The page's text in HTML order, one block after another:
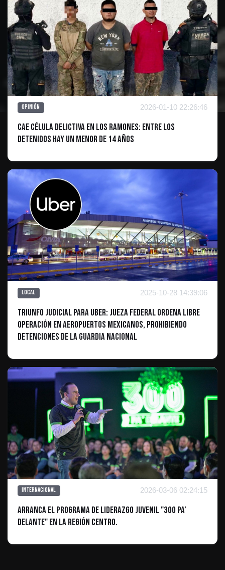
Opinión 2026-01-10 22:26:46
Cae célula delictiva en Los Ramones: Entre los
detenidos hay un menor de 14 años
Local 2025-10-28 14:39:06
Triunfo judicial para Uber: Jueza federal ordena libre
operación en aeropuertos mexicanos, prohibiendo
detenciones de la Guardia Nacional
Internacional 2026-03-06 02:24:15
Arranca el programa de liderazgo juvenil "300 Pa’
Delante" en la Región Centro.